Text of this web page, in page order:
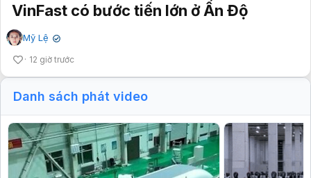
VinFast có bước tiến lớn ở Ấn Độ
Mỹ Lệ ✔
12 giờ trước
Danh sách phát video